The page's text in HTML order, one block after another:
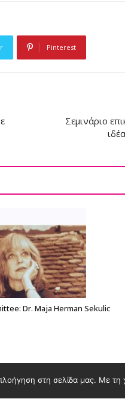
Pinterest
Σεμινάριο
Dr. Maja Herman Sekulic
στη σελίδα μας. Με